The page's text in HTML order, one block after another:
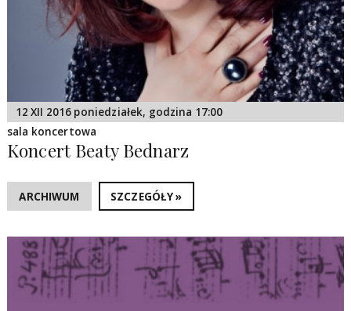
12 XII 2016 poniedziałek, godzina 17:00
sala koncertowa
Koncert Beaty Bednarz
ARCHIWUM SZCZEGÓŁY »